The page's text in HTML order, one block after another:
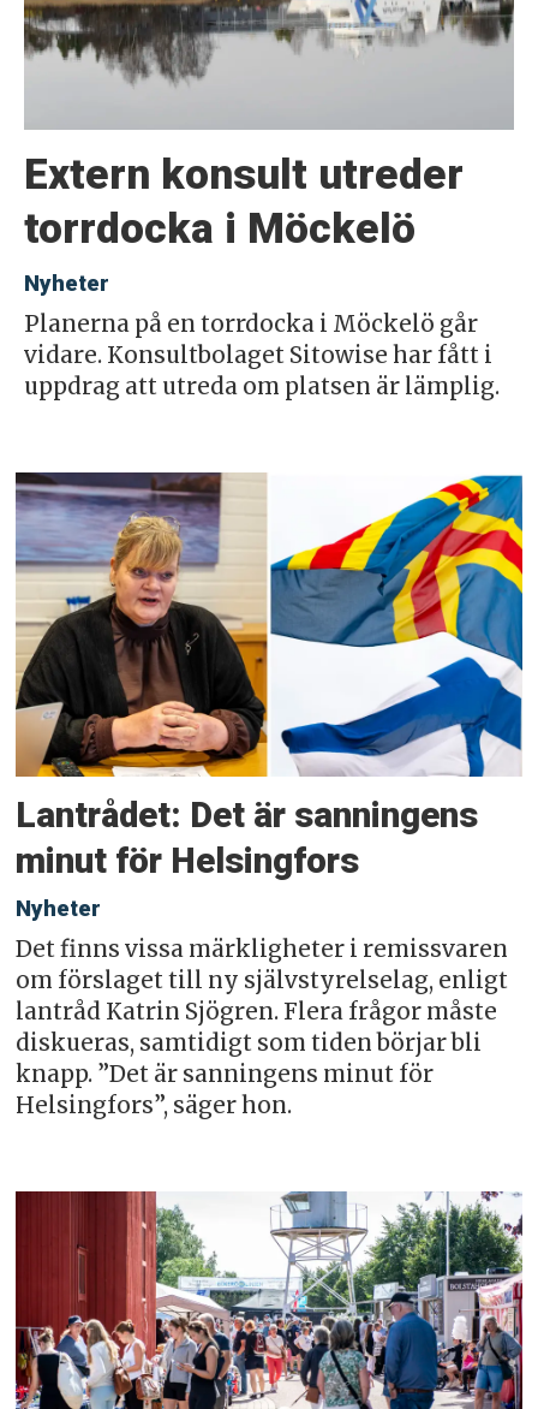
Extern konsult utreder
torrdocka i Möckelö
Nyheter
Planerna på en torrdocka i Möckelö går
vidare. Konsultbolaget Sitowise har fått i
uppdrag att utreda om platsen är lämplig.
Lantrådet: Det är sanningens
minut för Helsingfors
Nyheter
Det finns vissa märkligheter i remissvaren
om förslaget till ny självstyrelselag, enligt
lantråd Katrin Sjögren. Flera frågor måste
diskueras, samtidigt som tiden börjar bli
knapp. ”Det är sanningens minut för
Helsingfors”, säger hon.